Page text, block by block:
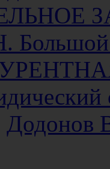
Большой
Додонов